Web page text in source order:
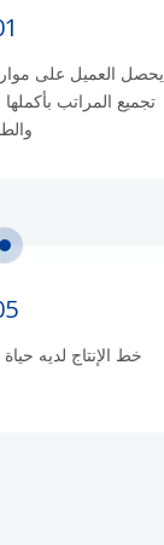
يحصل العميل على
تجميع المراتب
خط الإنتاج لديه